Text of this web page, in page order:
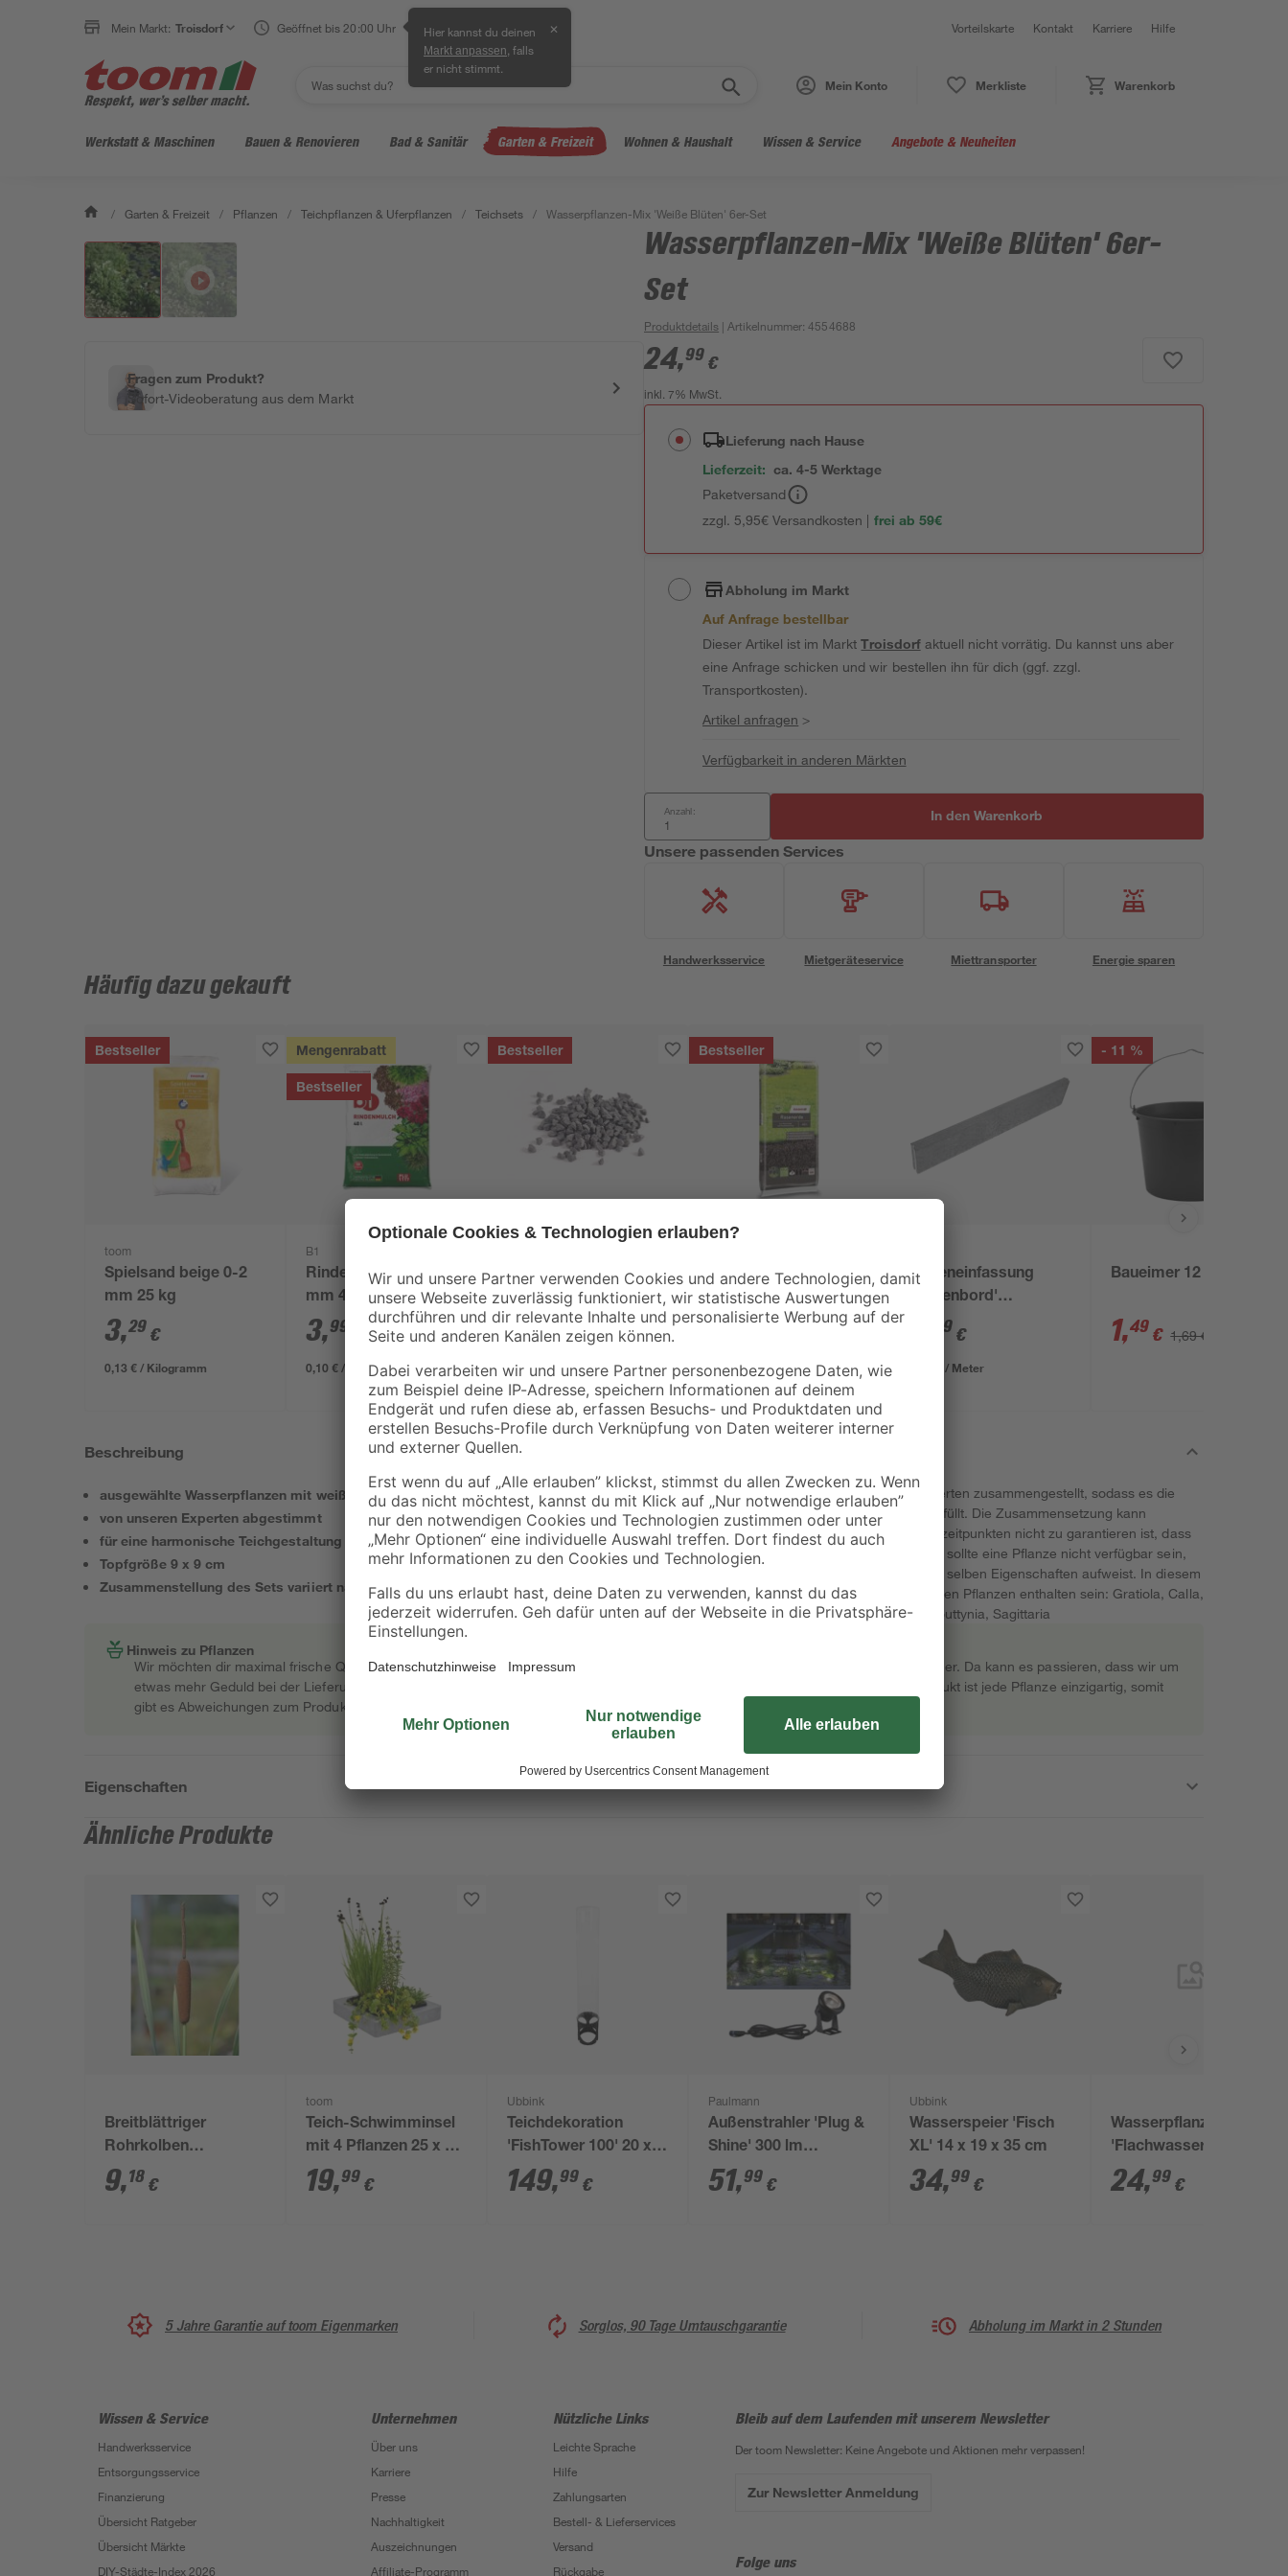
Mein Markt: Troisdorf Geöffnet bis 20:00 Uhr Hier kannst du deinen
Markt anpassen , falls
er nicht stimmt.
✕ Vorteilskarte Kontakt Karriere Hilfe
Mein Konto Merkliste Warenkorb
Werkstatt & Maschinen Bauen & Renovieren Bad & Sanitär Garten & Freizeit Wohnen & Haushalt Wissen & Service Angebote & Neuheiten
/ Garten & Freizeit / Pflanzen / Teichpflanzen & Uferpflanzen / Teichsets / Wasserpflanzen-Mix 'Weiße Blüten' 6er-Set
Fragen zum Produkt?
Sofort-Videoberatung aus dem Markt
Wasserpflanzen-Mix 'Weiße Blüten' 6er-
Set
Produktdetails | Artikelnummer:4554688
24,99 €
inkl. 7% MwSt.
Lieferung nach Hause
Lieferzeit: ca. 4-5 Werktage
Paketversand
zzgl. 5,95€ Versandkosten | frei ab 59€
Abholung im Markt
Auf Anfrage bestellbar
Dieser Artikel ist im MarktTroisdorfaktuell nicht vorrätig. Du kannst uns aber
eine Anfrage schicken und wir bestellen ihn für dich (ggf. zzgl.
Transportkosten).
Artikel anfragen >
Verfügbarkeit in anderen Märkten
Anzahl: In den Warenkorb
Unsere passenden Services
Handwerksservice Mietgeräteservice Miettransporter Energie sparen
Häufig dazu gekauft
Bestseller
toom
Spielsand beige 0-2
mm 25 kg
3,29 €
0,13 € / Kilogramm
Mengenrabatt
Bestseller
B1
Rindenmulch 0-40
mm 40 l
3,99
0,10 € / Liter
Bestseller
Basaltsplitt anthrazit
2/5 mm 25 kg
6,99 €
0,28 € / Kilogramm
Bestseller
Rasenerde torffrei 40 l
10,99
0,27 € / Liter
Raseneinfassung
'Rasenbord'
beidseitig abgerundet
5 x 25 x 100 cm grau
49 €
2,49 € / Meter
- 11 %
Baueimer 12 l
1,49 € 1,69 €
Beschreibung
ausgewählte Wasserpflanzen mit weißen Blüten
von unseren Experten abgestimmt
für eine harmonische Teichgestaltung
Topfgröße 9 x 9 cm
Zusammenstellung des Sets variiert nach Verfügbarkeit
Dieses Teichpflanzen-Set wird von unseren Experten zusammengestellt, sodass es die
passenden Kriterien für deine Teichgestaltung erfüllt. Die Zusammensetzung kann
variieren, da zu unterschiedlichen Auslieferungszeitpunkten nicht zu garantieren ist, dass
alle Pflanzen verfügbar sind. Doch keine Sorge - sollte eine Pflanze nicht verfügbar sein,
wird sie durch eine gleichwertige ersetzt, die die selben Eigenschaften aufweist. In diesem
Set kann zum Beispiel eine Auswahl aus folgenden Pflanzen enthalten sein: Gratiola, Calla,
Mazus, Achillea, Alisma, Eriophorum, Preslia, Houttynia, Sagittaria
Hinweis zu Pflanzen
Wir möchten dir maximal frische Qualität garantieren. Deswegen ordern wir deine Pflanze erst nach der Bestellung direkt beim Gärtner. Da kann es passieren, dass wir um
etwas mehr Geduld bei der Lieferung bitten müssen. So kannst du dich über eine frische und gesunde Pflanze freuen! Als Naturprodukt ist jede Pflanze einzigartig, somit
gibt es Abweichungen zum Produktfoto.
Eigenschaften
Ähnliche Produkte
Breitblättriger
Rohrkolben
'Variegata', 11x11 cm
Topf, 2er-Set
9,18 €
toom
Teich-Schwimminsel
mit 4 Pflanzen 25 x 25
cm
19,99 €
Ubbink
Teichdekoration
'FishTower 100' 20 x
20 x 120 cm
149,99 €
Paulmann
Außenstrahler 'Plug &
Shine' 300 lm
warmweiß IP 68 Ø 7,2
x 11 cm
51,99 €
Ubbink
Wasserspeier 'Fisch
XL' 14 x 19 x 35 cm
34,99 €
Wasserpflanzen-Mix
'Flachwasserzone'
6er-Set
24,99 €
5 Jahre Garantie auf toom Eigenmarken Sorglos, 90 Tage Umtauschgarantie Abholung im Markt in 2 Stunden
Wissen & Service
Handwerksservice
Entsorgungsservice
Finanzierung
Übersicht Ratgeber
Übersicht Märkte
DIY-Städte-Index 2026
Unternehmen
Über uns
Karriere
Presse
Nachhaltigkeit
Auszeichnungen
Affiliate-Programm
Nützliche Links
Leichte Sprache
Hilfe
Zahlungsarten
Bestell- & Lieferservices
Versand
Rückgabe
Bleib auf dem Laufenden mit unserem Newsletter
Der toom Newsletter: Keine Angebote und Aktionen mehr verpassen!
Zur Newsletter Anmeldung
Folge uns